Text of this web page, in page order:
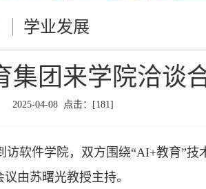
学业发展
集团来学院洽谈
2025-04-08 点击：[181]
访软件学院，双方围绕“AI+教育”
由苏曙光教授主持。